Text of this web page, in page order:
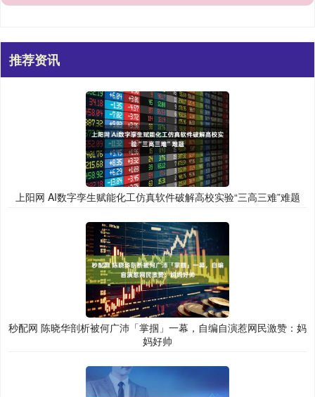
推荐资讯
上阳网 AI数字孪生赋能化工仿真软件破解高校实验“三高三难”难题
秒配网 陈晓华剖析被何广沛「掌掴」一幕，自编自演惹网民激赞：妈
妈好帅